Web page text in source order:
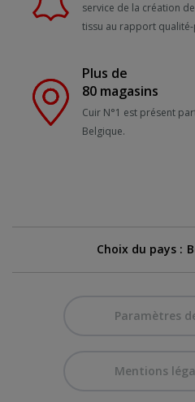
service de la création
tissu au rapport
Plus de
80 magasins
Cuir N°1 est présent
Belgique.
Choix du pays :
Paramètres
Mentions